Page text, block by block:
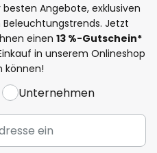
Angebote, exklusiven
Jetzt
einen 13 %-Gutschein*
in unserem Onlineshop
können!
Unternehmen